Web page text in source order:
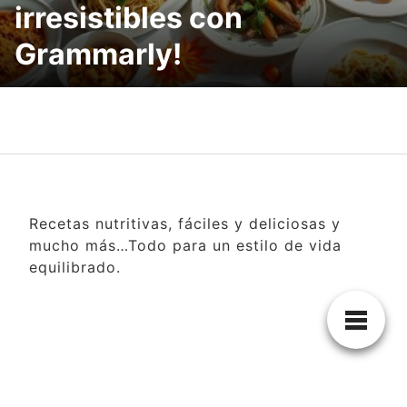
irresistibles con
Grammarly!
Recetas nutritivas, fáciles y deliciosas y
mucho más…Todo para un estilo de vida
equilibrado.